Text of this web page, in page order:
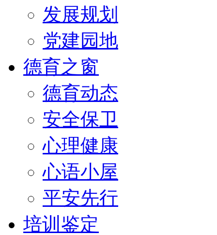
发展规划
党建园地
德育之窗
德育动态
安全保卫
心理健康
心语小屋
平安先行
培训鉴定